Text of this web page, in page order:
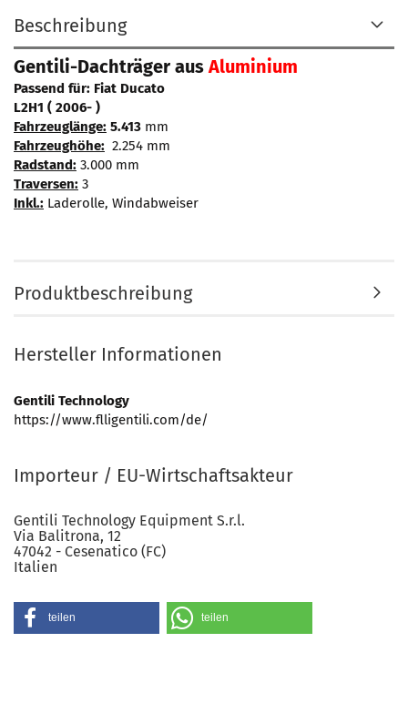
Beschreibung
Gentili-Dachträger ausAluminium
Passend für: Fiat Ducato
L2H1 ( 2006- )
Fahrzeuglänge: 5.413 mm
Fahrzeughöhe: 2.254 mm
Radstand: 3.000 mm
Traversen: 3
Inkl.: Laderolle, Windabweiser
Produktbeschreibung
Hersteller Informationen
Gentili Technology
https://www.flligentili.com/de/
Importeur / EU-Wirtschaftsakteur
Gentili Technology Equipment S.r.l.
Via Balitrona, 12
47042 - Cesenatico (FC)
Italien
teilen teilen